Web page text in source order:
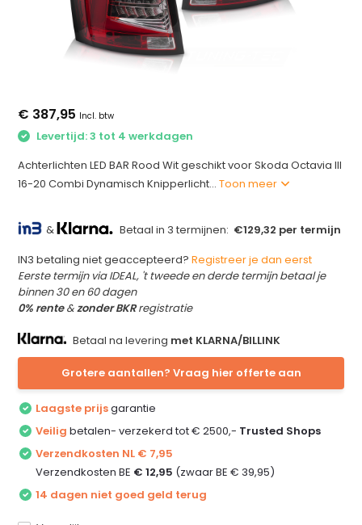
€ 387,95 Incl. btw
Levertijd: 3 tot 4 werkdagen
Achterlichten LED BAR Rood Wit geschikt voor Skoda Octavia III
16-20 Combi Dynamisch Knipperlicht...Toon meer
& Betaal in 3 termijnen: €129,32 per termijn
IN3 betaling niet geaccepteerd?Registreer je dan eerst
Eerste termijn via IDEAL, 't tweede en derde termijn betaal je
binnen 30 en 60 dagen
0% rente&zonder BKRregistratie
Betaal na levering met KLARNA/BILLINK
Grotere aantallen? Vraag hier offerte aan
Laagste prijsgarantie
Veilig betalen- verzekerd tot € 2500,- Trusted Shops
Verzendkosten NL € 7,95
Verzendkosten BE € 12,95 (zwaar BE € 39,95)
14 dagen niet goed geld terug